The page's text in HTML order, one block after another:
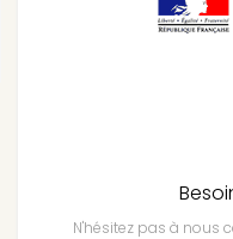
N'hésitez pas à nous